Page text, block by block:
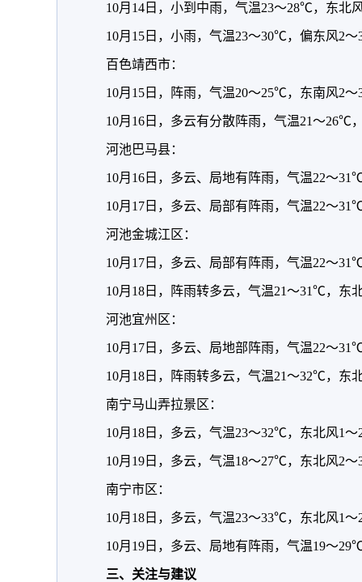
10月14日，小到中雨，气温23～28℃，东北
10月15日，小雨，气温23～30℃，偏东风2～
百色靖西市：
10月15日，阵雨，气温20～25℃，东南风2～
10月16日，多云有分散阵雨，气温21～26℃
河池巴马县：
10月16日，多云、局地有阵雨，气温22～
10月17日，多云、局部有阵雨，气温22～
河池金城江区：
10月17日，多云、局部有阵雨，气温22～
10月18日，阵雨转多云，气温21～31℃，东
河池宜州区：
10月17日，多云、局地部阵雨，气温22～
10月18日，阵雨转多云，气温21～32℃，东
南宁马山弄拉景区：
10月18日，多云，气温23～32℃，东北风1～
10月19日，多云，气温18～27℃，东北风2～
南宁市区：
10月18日，多云，气温23～33℃，东北风1～
10月19日，多云、局地有阵雨，气温19～
三、关注与建议